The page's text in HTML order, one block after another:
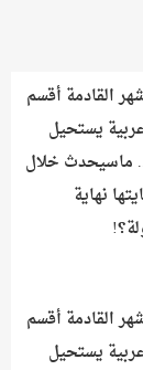
القادمة أقسم
يستحيل
ماسيحدث خلال
نهاية
القادمة أقسم
يستحيل